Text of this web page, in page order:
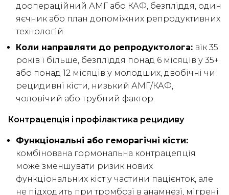
доопераційний АМГ або КАФ, безпліддя, один
яєчник або план допоміжних репродуктивних
технологій.
Коли направляти до репродуктолога: вік 35
років і більше, безпліддя понад 6 місяців у 35+
або понад 12 місяців у молодших, двобічні чи
рецидивні кісти, низький АМГ/КАФ,
чоловічий або трубний фактор.
Контрацепція і профілактика рецидиву
Функціональні або геморагічні кісти:
комбінована гормональна контрацепція
може зменшувати ризик нових
функціональних кіст у частини пацієнток, але
не підходить при тромбозі в анамнезі, мігрені